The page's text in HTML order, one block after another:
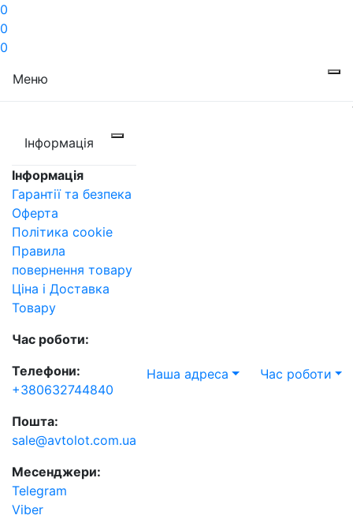
0
0
0
Меню
Інформація
Інформація
Гарантії та безпека
Оферта
Політика cookie
Правила
повернення товару
Ціна і Доставка
Товару
Час роботи:
Телефони:
+380632744840
Пошта:
sale@avtolot.com.ua
Месенджери:
Telegram
Viber
Наша адреса Час роботи